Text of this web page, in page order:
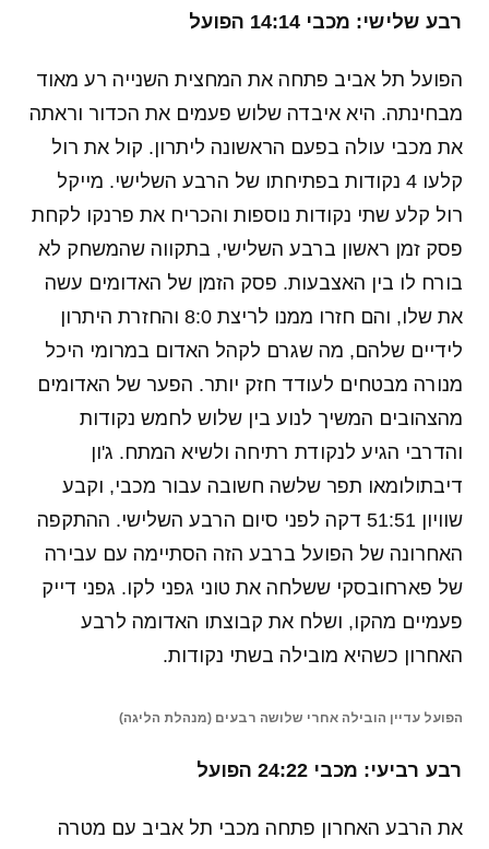
רבע שלישי: מכבי 14:14 הפועל
הפועל תל אביב פתחה את המחצית השנייה רע מאוד
מבחינתה. היא איבדה שלוש פעמים את הכדור וראתה
את מכבי עולה בפעם הראשונה ליתרון. קול את רול
קלעו 4 נקודות בפתיחתו של הרבע השלישי. מייקל
רול קלע שתי נקודות נוספות והכריח את פרנקו לקחת
פסק זמן ראשון ברבע השלישי, בתקווה שהמשחק לא
בורח לו בין האצבעות. פסק הזמן של האדומים עשה
את שלו, והם חזרו ממנו לריצת 8:0 והחזרת היתרון
לידיים שלהם, מה שגרם לקהל האדום במרומי היכל
מנורה מבטחים לעודד חזק יותר. הפער של האדומים
מהצהובים המשיך לנוע בין שלוש לחמש נקודות
והדרבי הגיע לנקודת רתיחה ולשיא המתח. ג'ון
דיבתולומאו תפר שלשה חשובה עבור מכבי, וקבע
שוויון 51:51 דקה לפני סיום הרבע השלישי. ההתקפה
האחרונה של הפועל ברבע הזה הסתיימה עם עבירה
של פארחובסקי ששלחה את טוני גפני לקו. גפני דייק
פעמיים מהקו, ושלח את קבוצתו האדומה לרבע
האחרון כשהיא מובילה בשתי נקודות.
הפועל עדיין הובילה אחרי שלושה רבעים (מנהלת הליגה)
רבע רביעי: מכבי 24:22 הפועל
את הרבע האחרון פתחה מכבי תל אביב עם מטרה